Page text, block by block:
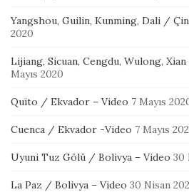
Yangshou, Guilin, Kunming, Dali /
2020
Lijiang, Sicuan, Cengdu, Wulong,
Mayıs 2020
Quito / Ekvador – Video 7 Mayıs
Cuenca / Ekvador -Video 7 Mayıs
Uyuni Tuz Gölü / Bolivya – Video 30
La Paz / Bolivya – Video 30 Nisan